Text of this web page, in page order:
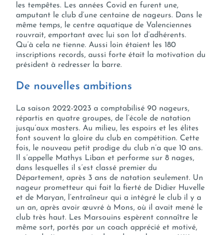
les tempêtes. Les années Covid en furent une,
amputant le club d’une centaine de nageurs. Dans le
même temps, le centre aquatique de Valenciennes
rouvrait, emportant avec lui son lot d’adhérents.
Qu’à cela ne tienne. Aussi loin étaient les 180
inscriptions records, aussi forte était la motivation du
président à redresser la barre.
De nouvelles ambitions
La saison 2022-2023 a comptabilisé 90 nageurs,
répartis en quatre groupes, de l’école de natation
jusqu’aux masters. Au milieu, les espoirs et les élites
font souvent la gloire du club en compétition. Cette
fois, le nouveau petit prodige du club n’a que 10 ans.
Il s’appelle Mathys Liban et performe sur 8 nages,
dans lesquelles il s’est classé premier du
Département, après 3 ans de natation seulement. Un
nageur prometteur qui fait la fierté de Didier Huvelle
et de Maryan, l’entraîneur qui a intégré le club il y a
un an, après avoir œuvré à Mons, où il avait mené le
club très haut. Les Marsouins espèrent connaître le
même sort, portés par un coach apprécié et motivé,